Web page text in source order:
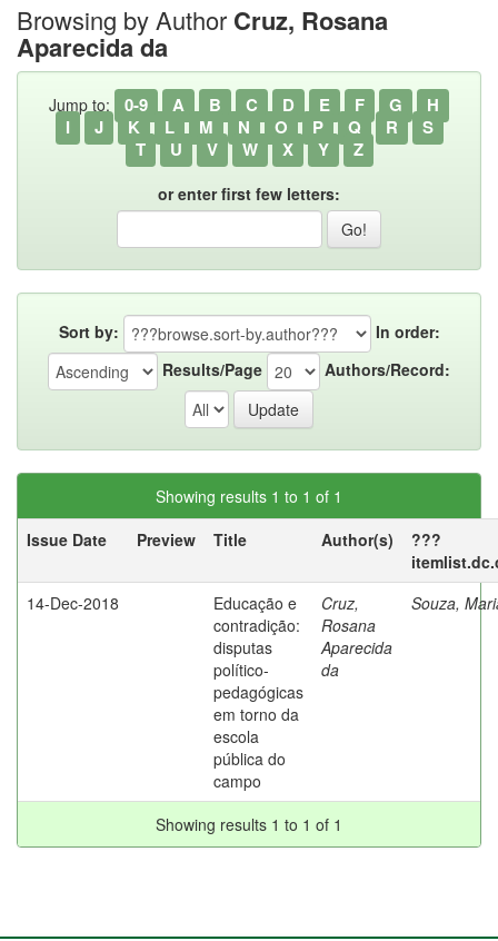
Browsing by Author Cruz, Rosana
Aparecida da
Jump to: 0-9 A B C D E F G
H
I
J K L M N O P Q R
S
T
U V W X Y Z
or enter first few letters:
Sort by:
In order:
Results/Page
Authors/Record:
Showing results 1 to 1 of 1
Issue Date
Preview Title Author(s)
???
14-Dec-2018
Educação e
contradição:
disputas
político-
pedagógicas
em torno da
escola
pública do
campo
Cruz,
Rosana
Aparecida
da
Souza,
Showing results 1 to 1 of 1